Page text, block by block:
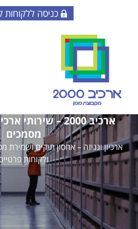
כניסה ללקוחות
ארכיב 2000 –
מסמכים
ארכיון וגניזה – אחסון תיקים ושמירת
ולקוחות